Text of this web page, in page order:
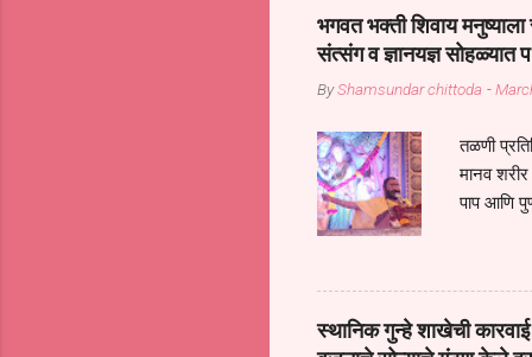
सप्रदायच खूप मोठा आधार आहे
गरजा कीती कमी आहेत यांची
आधार असते परतू आज काल तीच
भगवत भक्ती शिवाय मनुष्याला
संत्संग व ज्ञानयज्ञ सोहळ्यात
ByShamsundar chittoda -
तळणी
मानव
पाप आणि
शरिराला
चार कुपा
नरदेहाचा
शिष्य आनंद
स्थानिक गुन्हे शाखेची